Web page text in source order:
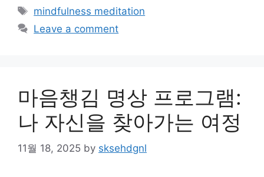
Tags
mindfulness meditation
Leave a comment
마음챙김 명상 프로그램:
나 자신을 찾아가는 여정
11월 18, 2025 by sksehdgnl